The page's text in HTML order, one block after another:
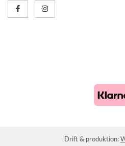
Drift & produktion: